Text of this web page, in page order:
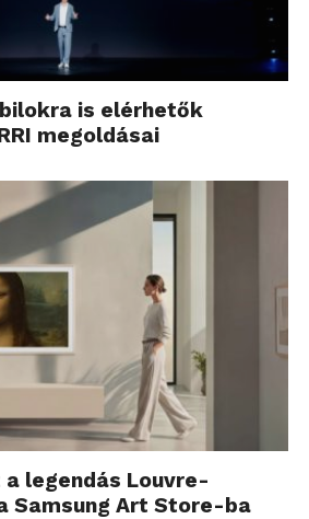
is elérhetők
megoldásai
legendás Louvre-
Samsung Art Store-ba